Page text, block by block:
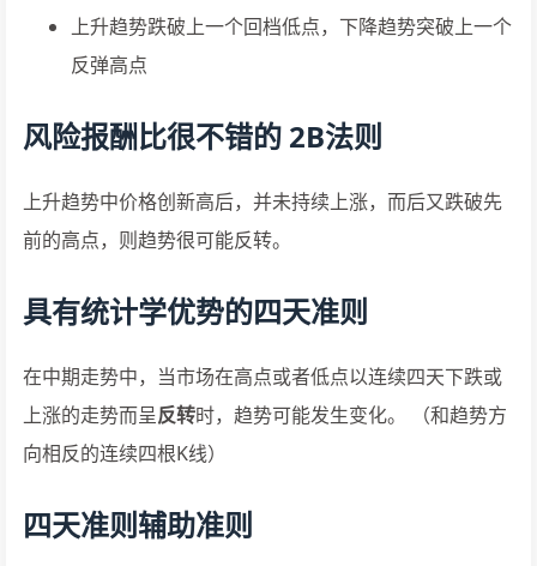
上升趋势跌破上一个回档低点，下降趋势突破上一个
反弹高点
风险报酬比很不错的 2B法则
上升趋势中价格创新高后，并未持续上涨，而后又跌破先
前的高点，则趋势很可能反转。
具有统计学优势的四天准则
在中期走势中，当市场在高点或者低点以连续四天下跌或
上涨的走势而呈反转时，趋势可能发生变化。 （和趋势方
向相反的连续四根K线）
四天准则辅助准则